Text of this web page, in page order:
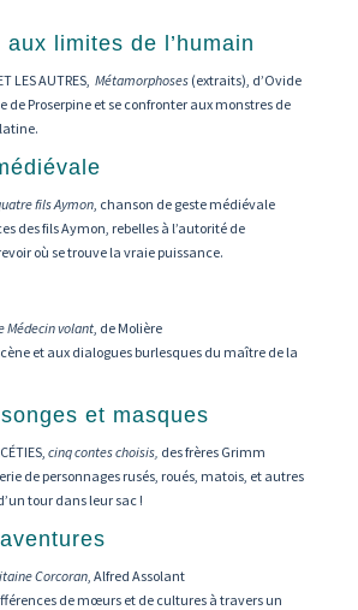
limites de l’humain
LES AUTRES, Métamorphoses (extraits), d’Ovide
de Proserpine et se confronter aux monstres de
fils Aymon, chanson de geste médiévale
des fils Aymon, rebelles à l’autorité de
où se trouve la vraie puissance.
Médecin volant, de Molière
et aux dialogues burlesques du maître de la
et masques
cinq contes choisis, des frères Grimm
de personnages rusés, roués, matois, et autres
tour dans leur sac !
Corcoran, Alfred Assolant
de mœurs et de cultures à travers un